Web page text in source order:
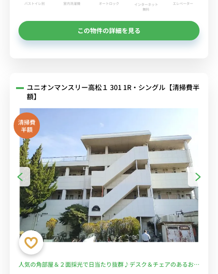
バストイレ別 室内洗濯機 オートロック
インターネット
無料
エレベーター
この物件の詳細を見る
ユニオンマンスリー高松１ 301 1R・シングル【清掃費半
額】
清掃費
半額
人気の角部屋＆２面採光で日当たり抜群♪デスク＆チェアのあるお部